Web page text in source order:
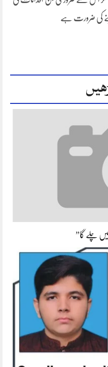
کی ضرورت ہے
چلے گا”